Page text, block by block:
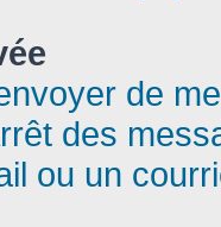
de
des
ou un